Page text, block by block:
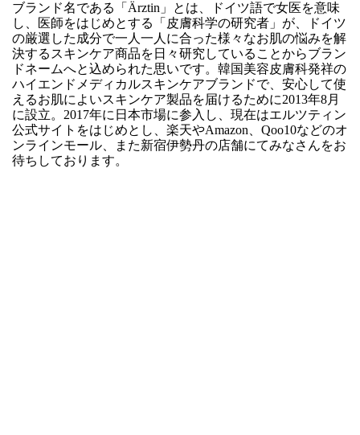
ブランド名である「Ärztin」とは、ドイツ語で女医を意味
し、医師をはじめとする「皮膚科学の研究者」が、ドイツ
の厳選した成分で一人一人に合った様々なお肌の悩みを解
決するスキンケア商品を日々研究していることからブラン
ドネームへと込められた思いです。韓国美容皮膚科発祥の
ハイエンドメディカルスキンケアブランドで、安心して使
えるお肌によいスキンケア製品を届けるために2013年8月
に設立。2017年に日本市場に参入し、現在はエルツティン
公式サイトをはじめとし、楽天やAmazon、Qoo10などのオ
ンラインモール、また新宿伊勢丹の店舗にてみなさんをお
待ちしております。​